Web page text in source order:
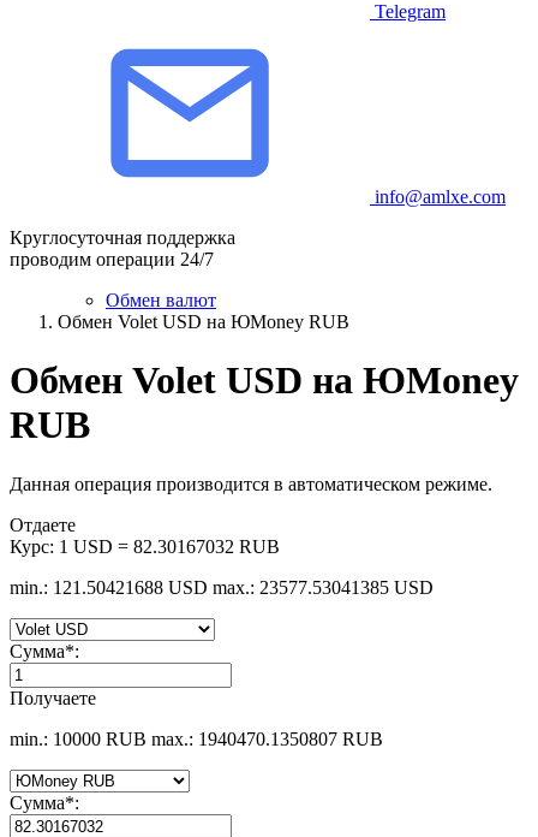
Telegram
info@amlxe.com
Круглосуточная поддержка
проводим операции 24/7
Обмен валют
Обмен Volet USD на ЮMoney RUB
Обмен Volet USD на ЮMoney
RUB
Данная операция производится в автоматическом режиме.
Отдаете
Курс: 1 USD = 82.30167032 RUB
min.: 121.50421688 USD max.: 23577.53041385 USD
Сумма*:
Получаете
min.: 10000 RUB max.: 1940470.1350807 RUB
Сумма*: